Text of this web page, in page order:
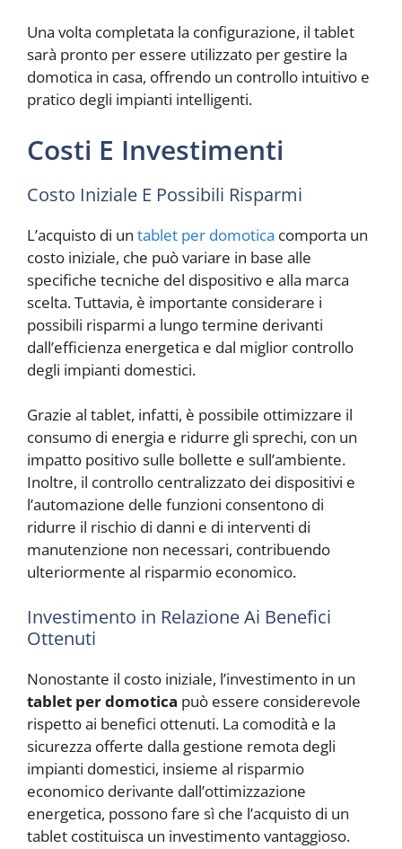
Una volta completata la configurazione, il tablet
sarà pronto per essere utilizzato per gestire la
domotica in casa, offrendo un controllo intuitivo e
pratico degli impianti intelligenti.
Costi E Investimenti
Costo Iniziale E Possibili Risparmi
L’acquisto di un tablet per domotica comporta un
costo iniziale, che può variare in base alle
specifiche tecniche del dispositivo e alla marca
scelta. Tuttavia, è importante considerare i
possibili risparmi a lungo termine derivanti
dall’efficienza energetica e dal miglior controllo
degli impianti domestici.
Grazie al tablet, infatti, è possibile ottimizzare il
consumo di energia e ridurre gli sprechi, con un
impatto positivo sulle bollette e sull’ambiente.
Inoltre, il controllo centralizzato dei dispositivi e
l’automazione delle funzioni consentono di
ridurre il rischio di danni e di interventi di
manutenzione non necessari, contribuendo
ulteriormente al risparmio economico.
Investimento in Relazione Ai Benefici
Ottenuti
Nonostante il costo iniziale, l’investimento in un
tablet per domotica può essere considerevole
rispetto ai benefici ottenuti. La comodità e la
sicurezza offerte dalla gestione remota degli
impianti domestici, insieme al risparmio
economico derivante dall’ottimizzazione
energetica, possono fare sì che l’acquisto di un
tablet costituisca un investimento vantaggioso.